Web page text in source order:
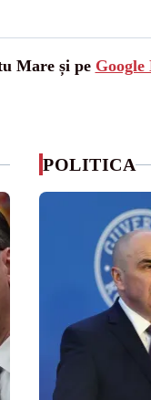
Mare și pe Google
POLITICA